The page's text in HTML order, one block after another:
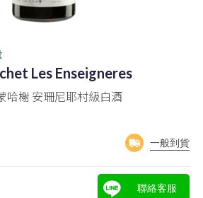
Les Enseigneres
哈榭 安珊尼耶村級白酒
一般到貨
聯絡客服